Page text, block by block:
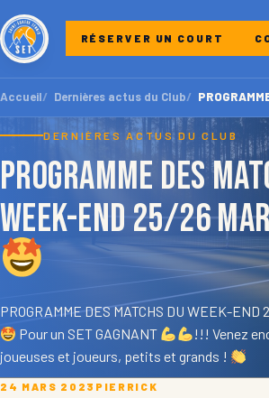
RÉSERVER UN COURT
Accueil Dernières actus du Club
DERNIÈRES ACTUS DU CLUB
PROGRAMME DES
WEEK-END 25/26
PROGRAMME DES MATCHS DU WEEK-END
Pour un SET GAGNANT
!!! Venez
joueuses et joueurs, petits et grands !
24 MARS 2023 PIERRICK